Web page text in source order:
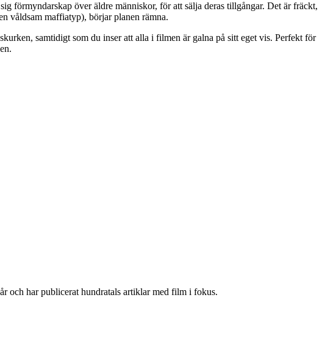
förmyndarskap över äldre människor, för att sälja deras tillgångar. Det är fräckt,
våldsam maffiatyp), börjar planen rämna.
samtidigt som du inser att alla i filmen är galna på sitt eget vis. Perfekt för
och har publicerat hundratals artiklar med film i fokus.